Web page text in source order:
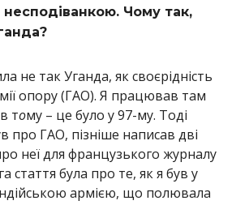
Чому так,
не так Уганда, як своєрідність
опору (ГАО). Я працював там
тому – це було у 97-му. Тоді
про ГАО, пізніше написав дві
неї для французького журналу
стаття була про те, як я був у
армією, що полювала